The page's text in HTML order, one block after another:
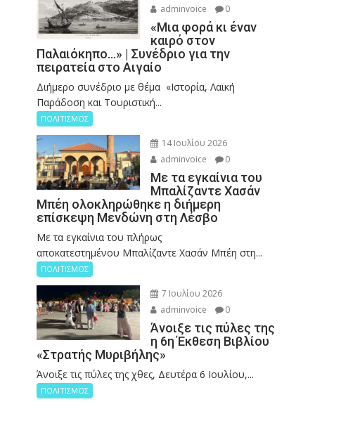
adminvoice
0
«Μια φορά κι έναν
καιρό στον
Παλαιόκηπο…» | Συνέδριο για την
πειρατεία στο Αιγαίο
Διήμερο συνέδριο με θέμα «Ιστορία, Λαϊκή
Παράδοση και Τουριστική...
ΠΟΛΙΤΙΣΜΟΣ
14 Ιουλίου 2026
adminvoice
0
Με τα εγκαίνια του
Μπαλίζαντε Χασάν
Μπέη ολοκληρώθηκε η διήμερη
επίσκεψη Μενδώνη στη Λέσβο
Με τα εγκαίνια του πλήρως
αποκατεστημένου Μπαλίζαντε Χασάν Μπέη στη...
ΠΟΛΙΤΙΣΜΟΣ
7 Ιουλίου 2026
adminvoice
0
Άνοιξε τις πύλες της
η 6η Έκθεση Βιβλίου
«Στρατής Μυριβήλης»
Άνοιξε τις πύλες της χθες, Δευτέρα 6 Ιουλίου,...
ΠΟΛΙΤΙΣΜΟΣ